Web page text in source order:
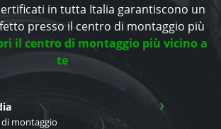
in tutta Italia garantiscono un
presso il centro di montaggio più
il centro di montaggio più vicino a
te
montaggio
›